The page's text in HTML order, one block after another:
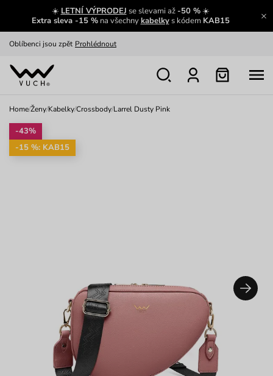
☀️ LETNÍ VÝPRODEJ se slevami až -50 %☀️
Extra sleva -15 %na všechnykabelkys kódem KAB15
Výměna a vrácení zdarma Zobrazit
Oblíbenci jsou zpět Prohlédnout
Nech se inspirovat
Home/Ženy/Kabelky/Crossbody/Larrel Dusty Pink
-43%
-15 %: KAB15